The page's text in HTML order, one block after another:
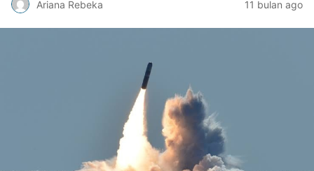
Ariana Rebeka 11 bulan ago